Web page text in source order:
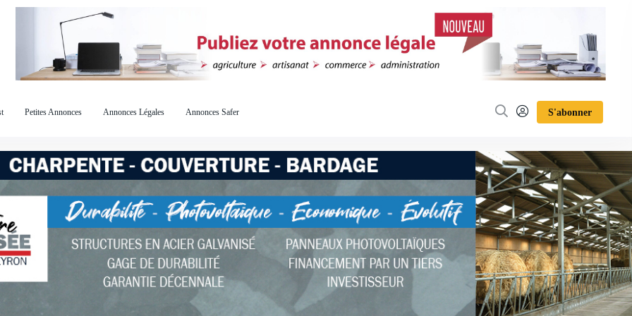
Petites Annonces Annonces Légales Annonces Safer S'abonner